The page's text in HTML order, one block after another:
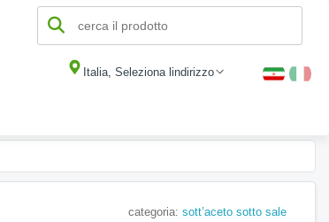
Italia, Seleziona lindirizzo
categoria: sott’aceto sotto sale